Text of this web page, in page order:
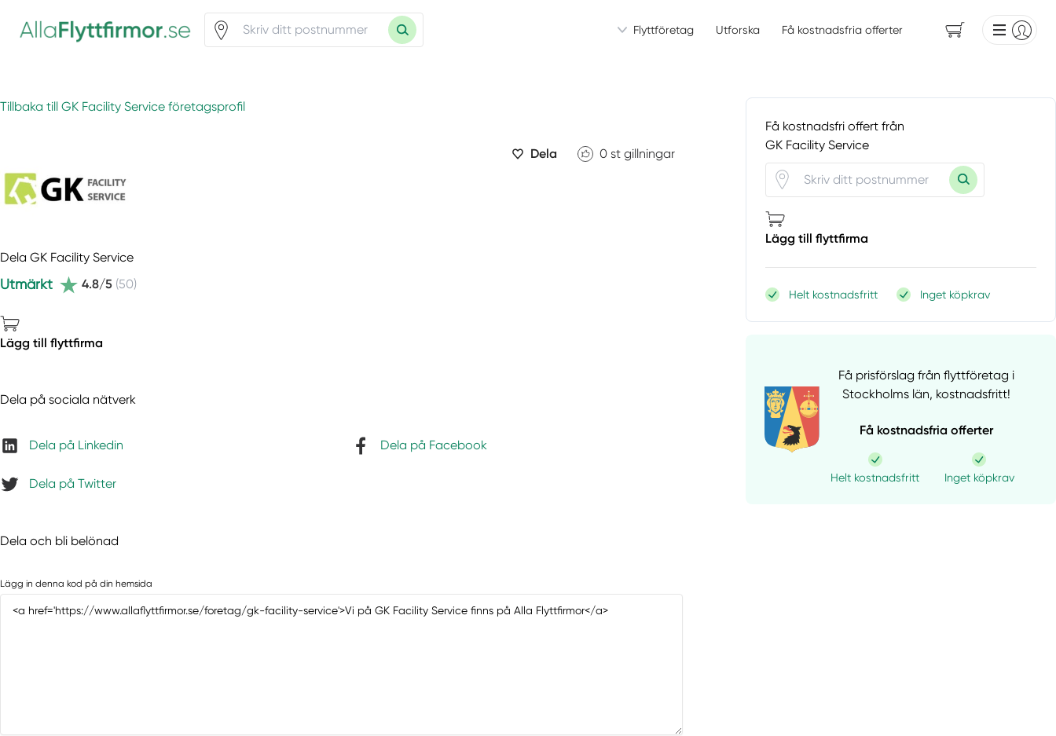
Flyttföretag Utforska Få kostnadsfria offerter
Tillbaka till GK Facility Service företagsprofil
Dela 0 st gillningar
Dela GK Facility Service
Utmärkt 4.8/5 (50)
Lägg till flyttfirma
Dela på sociala nätverk
Dela på Linkedin Dela på Facebook
Dela på Twitter
Dela och bli belönad
Lägg in denna kod på din hemsida
Få kostnadsfri offert från
GK Facility Service
Lägg till flyttfirma
Helt kostnadsfritt Inget köpkrav
Få prisförslag från flyttföretag i
Stockholms län, kostnadsfritt!
Få kostnadsfria offerter
Helt kostnadsfritt Inget köpkrav